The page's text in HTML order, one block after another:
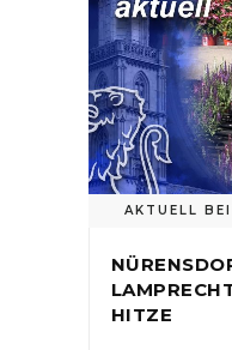
AKTUELL
HITZE